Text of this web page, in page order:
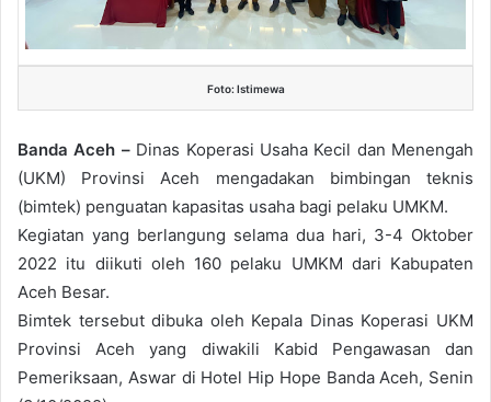
Foto: Istimewa
Banda Aceh – Dinas Koperasi Usaha Kecil dan Menengah
(UKM) Provinsi Aceh mengadakan bimbingan teknis
(bimtek) penguatan kapasitas usaha bagi pelaku UMKM.
Kegiatan yang berlangung selama dua hari, 3-4 Oktober
2022 itu diikuti oleh 160 pelaku UMKM dari Kabupaten
Aceh Besar.
Bimtek tersebut dibuka oleh Kepala Dinas Koperasi UKM
Provinsi Aceh yang diwakili Kabid Pengawasan dan
Pemeriksaan, Aswar di Hotel Hip Hope Banda Aceh, Senin